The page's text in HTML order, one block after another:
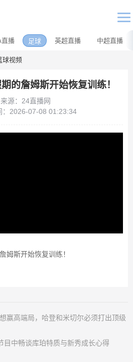
直播 足球 英超直播 中超直播
球视频
的詹姆斯开始恢复训练！
来源：24直播网
：2026-07-08 01:23:34
姆斯开始恢复训练！
赢高端局，哈登和米切尔必须打出顶级
目中畅谈库珀特质与新秀成长心得